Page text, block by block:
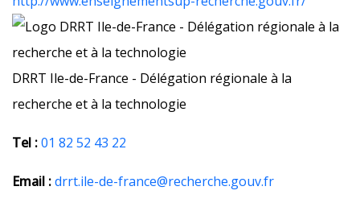
DRRT Ile-de-France - Délégation régionale à la
recherche et à la technologie
Tel :01 82 52 43 22
Email :drrt.ile-de-france@recherche.gouv.fr